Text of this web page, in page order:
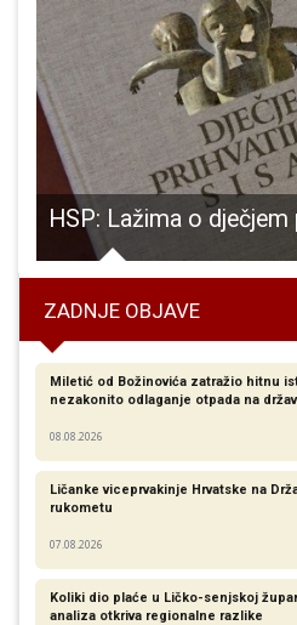
ZADNJE OBJAVE
Miletić od Božinovića zatražio hitnu
nezakonito odlaganje otpada na
08.08.2026
Ličanke viceprvakinje Hrvatske na
rukometu
07.08.2026
Koliki dio plaće u Ličko-senjskoj
analiza otkriva regionalne razlike​